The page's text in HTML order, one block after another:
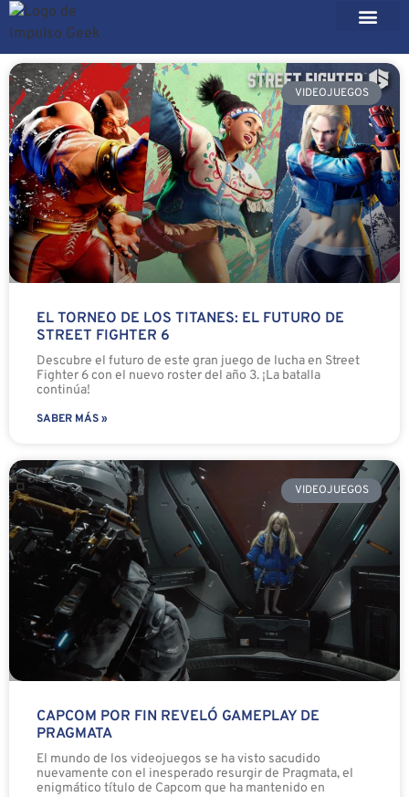
VIDEOJUEGOS
EL TORNEO DE LOS TITANES: EL FUTURO DE
STREET FIGHTER 6
Descubre el futuro de este gran juego de lucha en Street
Fighter 6 con el nuevo roster del año 3. ¡La batalla
continúa!
SABER MÁS »
VIDEOJUEGOS
CAPCOM POR FIN REVELÓ GAMEPLAY DE
PRAGMATA
El mundo de los videojuegos se ha visto sacudido
nuevamente con el inesperado resurgir de Pragmata, el
enigmático título de Capcom que ha mantenido en